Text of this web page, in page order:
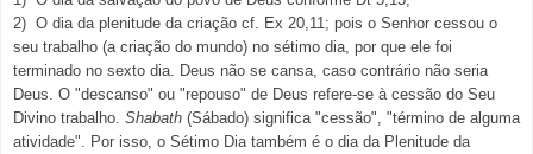
2) O dia da plenitude da criação cf. Ex 20,11; pois o Senhor cessou o
seu trabalho (a criação do mundo) no sétimo dia, por que ele foi
terminado no sexto dia. Deus não se cansa, caso contrário não seria
Deus. O "descanso" ou "repouso" de Deus refere-se à cessão do Seu
Divino trabalho. Shabath (Sábado) significa "cessão", "término de alguma
atividade". Por isso, o Sétimo Dia também é o dia da Plenitude da